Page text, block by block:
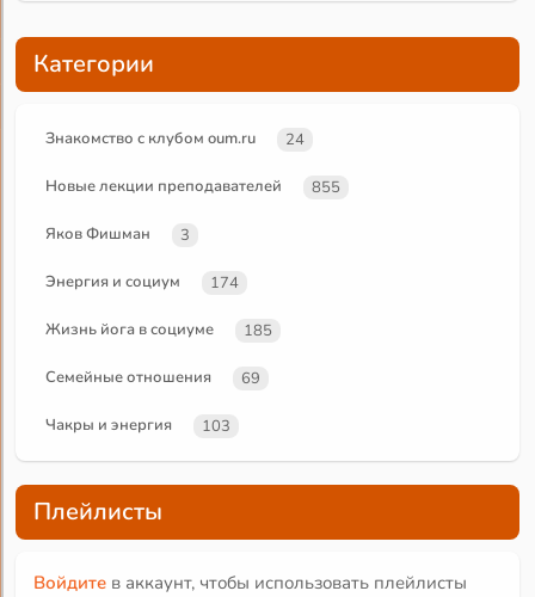
Категории
Знакомство с клубом oum.ru 24
Новые лекции преподавателей 855
Яков Фишман 3
Энергия и социум 174
Жизнь йога в социуме 185
Семейные отношения 69
Чакры и энергия 103
Плейлисты
Войдите в аккаунт, чтобы использовать плейлисты